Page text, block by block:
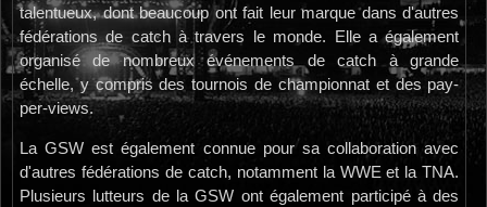
talentueux, dont beaucoup ont fait leur marque dans d'autres
fédérations de catch à travers le monde. Elle a également
organisé de nombreux événements de catch à grande
échelle, y compris des tournois de championnat et des pay-
per-views.
La GSW est également connue pour sa collaboration avec
d'autres fédérations de catch, notamment la WWE et la TNA.
Plusieurs lutteurs de la GSW ont également participé à des